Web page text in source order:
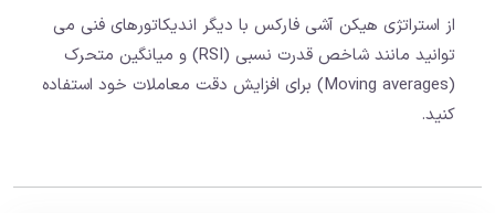
از استراتژی هیکن آشی فارکس با دیگر اندیکاتورهای فنی می
توانید مانند شاخص قدرت نسبی (RSI) و میانگین متحرک
(Moving averages) برای افزایش دقت معاملات خود استفاده
کنید.